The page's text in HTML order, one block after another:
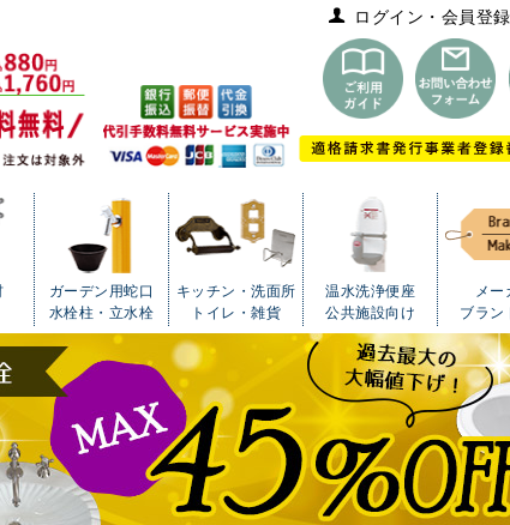
ログイン・会員登録
ガーデン用蛇口
水栓柱・立水栓
キッチン・洗面所
トイレ・雑貨
温水洗浄便座
公共施設向け
メー
ブラン